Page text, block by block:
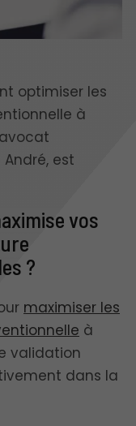
optimiser les
à
est
vos
?
maximiser les
à
validation
dans la